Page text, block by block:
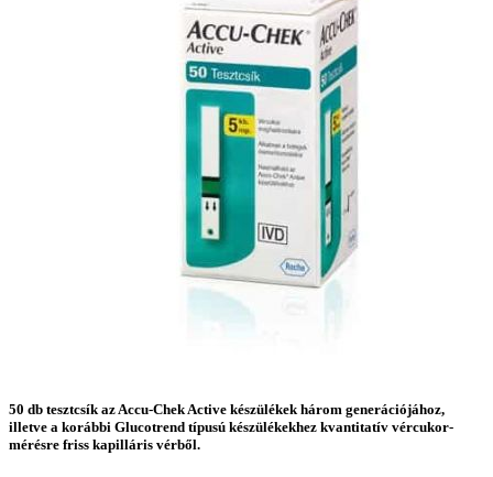
50 db tesztcsík az Accu-Chek Active készülékek három generációjához,
illetve a korábbi Glucotrend típusú készülékekhez kvantitatív vércukor-
mérésre friss kapilláris vérből.